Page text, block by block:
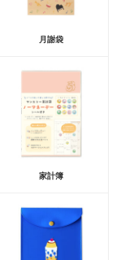
月謝袋
家計簿